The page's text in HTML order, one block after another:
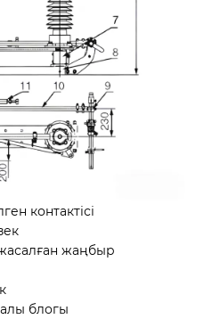
контактісі
жаңбыр
блогы